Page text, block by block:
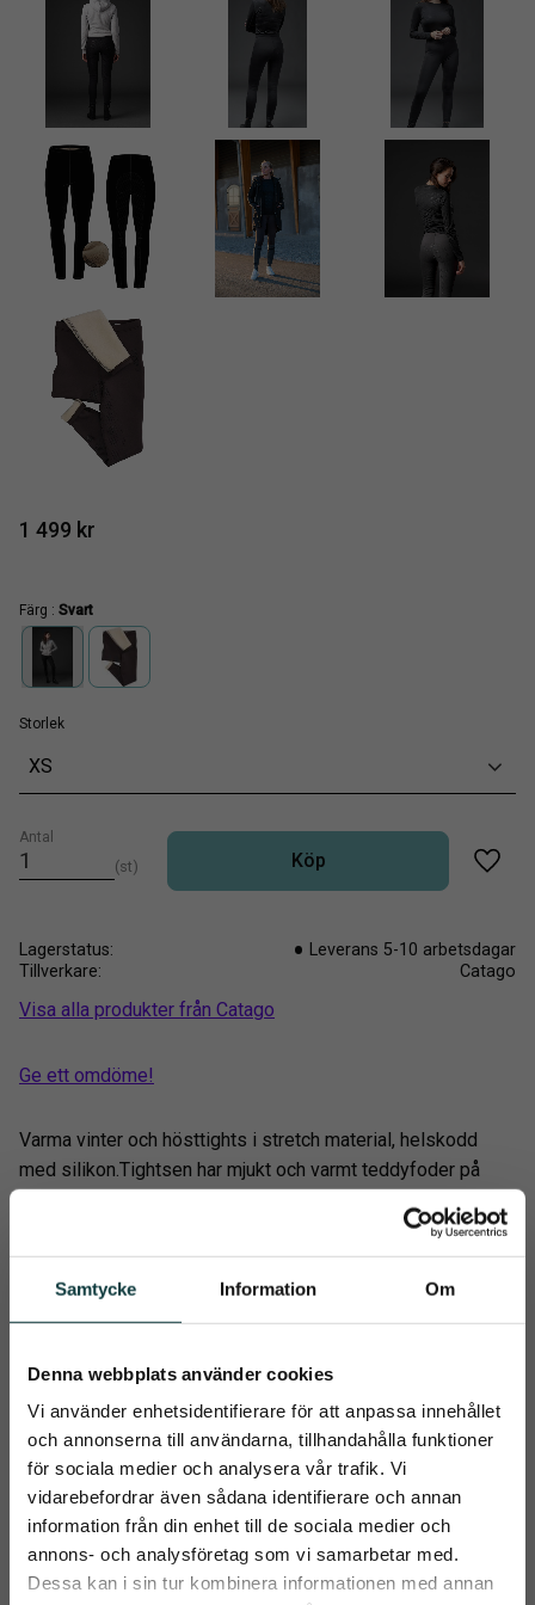
Samtycke Information Om
Denna webbplats använder cookies
Vi använder enhetsidentifierare för att anpassa innehållet
och annonserna till användarna, tillhandahålla funktioner
för sociala medier och analysera vår trafik. Vi
vidarebefordrar även sådana identifierare och annan
information från din enhet till de sociala medier och
annons- och analysföretag som vi samarbetar med.
Dessa kan i sin tur kombinera informationen med annan
1 499 kr
Färg : Svart
Storlek
XS
Antal
st Köp
Lägg
Lagerstatus
Leverans 5-10 arbetsdagar
Tillverkare
Catago
Visa alla produkter från Catago
Ge ett omdöme!
Varma vinter och hösttights i stretch material, helskodd
med silikon.Tightsen har mjukt och varmt teddyfoder på
Prenumerera på Emmishopens